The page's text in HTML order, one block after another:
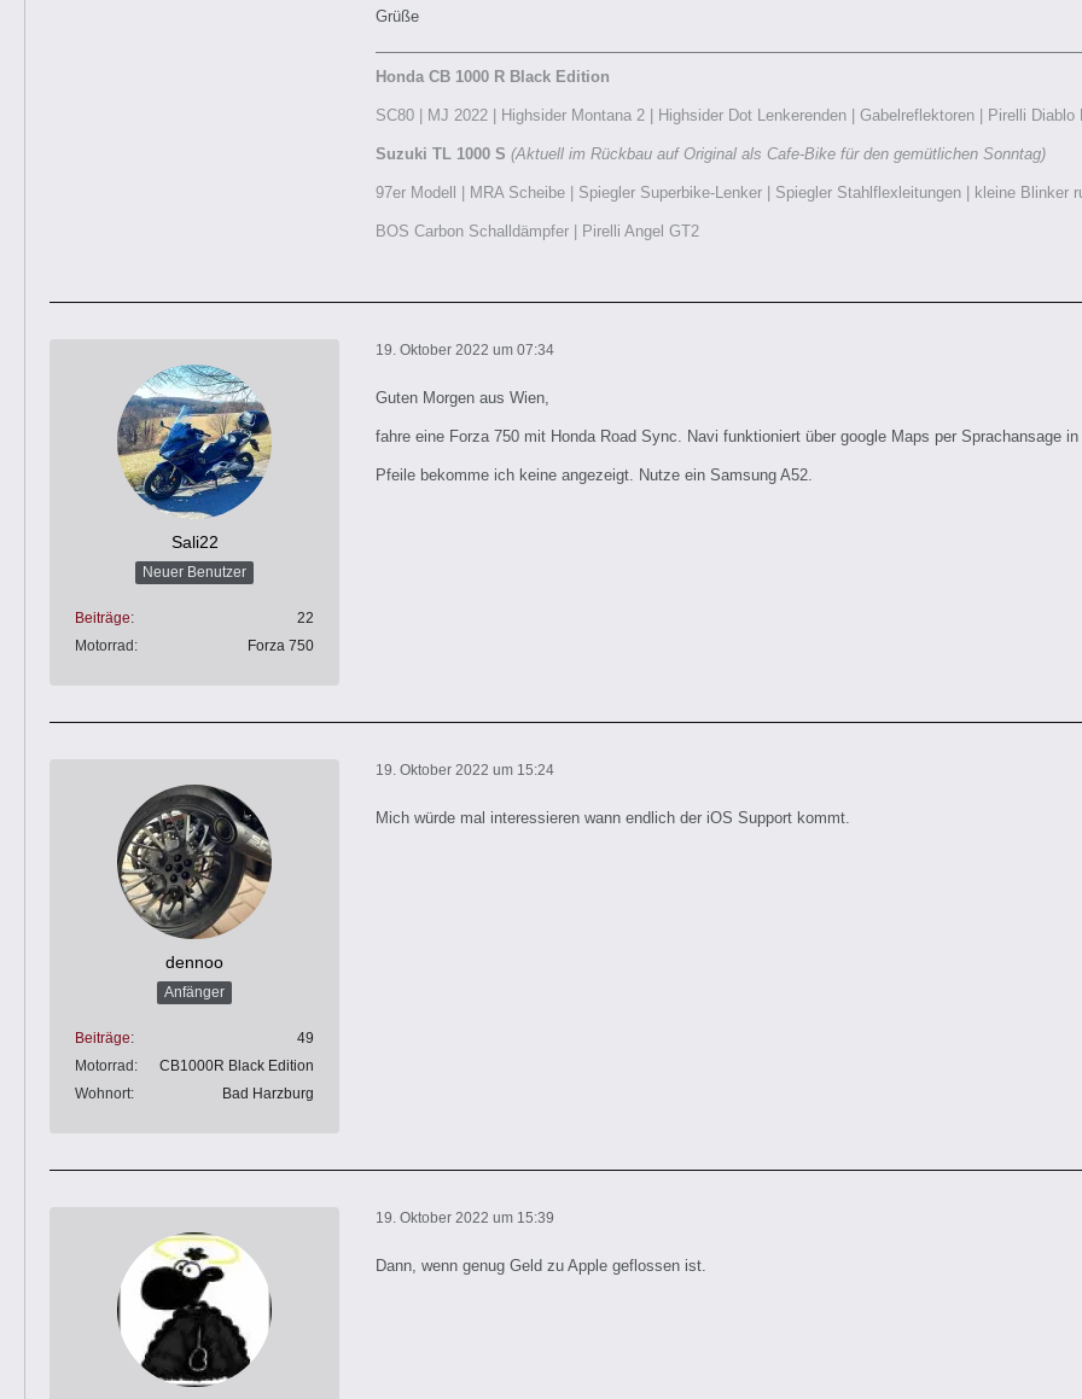
Grüße
Honda CB 1000 R Black Edition
SC80 | MJ 2022 | Highsider Montana 2 | Highsider Dot Lenkerenden | Gabelreflektoren | Pirelli Diablo
Suzuki TL 1000 S (Aktuell im Rückbau auf Original als Cafe-Bike für den gemütlichen Sonntag)
97er Modell | MRA Scheibe | Spiegler Superbike-Lenker | Spiegler Stahlflexleitungen | kleine
BOS Carbon Schalldämpfer | Pirelli Angel GT2
Sali22
Neuer Benutzer
Beiträge
22
Motorrad
Forza 750
19. Oktober 2022 um 07:34
Guten Morgen aus Wien,
fahre eine Forza 750 mit Honda Road Sync. Navi funktioniert über google Maps per Sprachansage
Pfeile bekomme ich keine angezeigt. Nutze ein Samsung A52.
dennoo
Anfänger
Beiträge
49
Motorrad
CB1000R Black Edition
Wohnort
Bad Harzburg
19. Oktober 2022 um 15:24
Mich würde mal interessieren wann endlich der iOS Support kommt.
19. Oktober 2022 um 15:39
Dann, wenn genug Geld zu Apple geflossen ist.